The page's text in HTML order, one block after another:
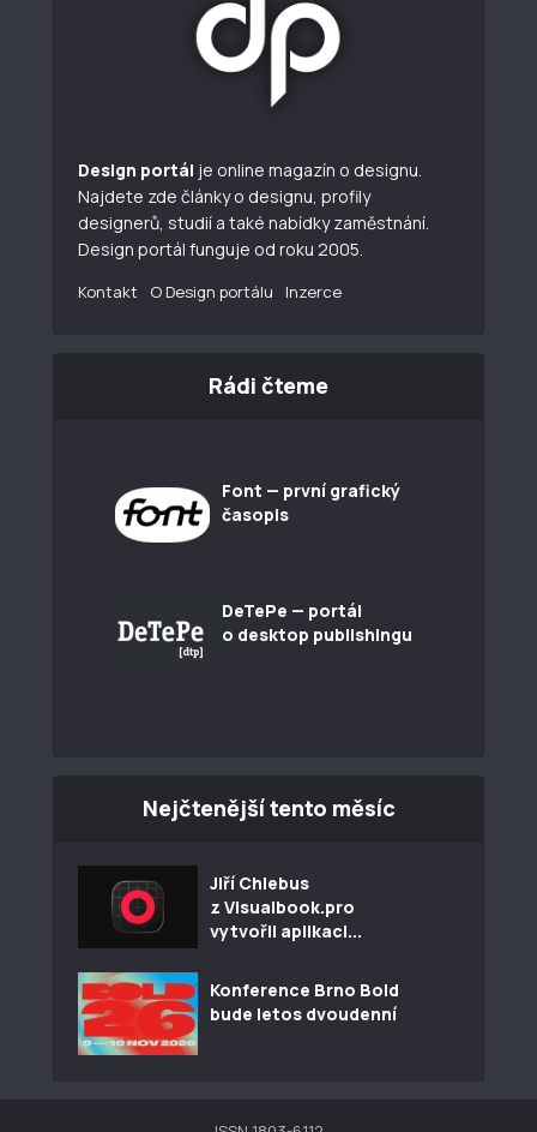
Design portál je online magazín o designu.
Najdete zde články o designu, profily
designerů, studií a také nabídky zaměstnání.
Design portál funguje od roku 2005.
Kontakt O Design portálu Inzerce
Rádi čteme
Font — první grafický
časopis
DeTePe — portál
o desktop publishingu
Nejčtenější tento měsíc
Jiří Chlebus
z Visualbook.pro
vytvořil aplikaci...
Konference Brno Bold
bude letos dvoudenní